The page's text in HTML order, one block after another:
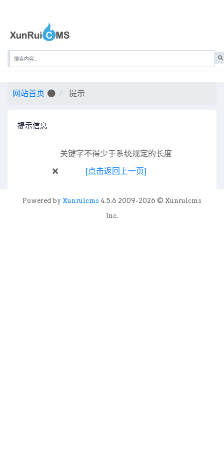
普通文章
网站首页 提示
提示信息
关键字不得少于系统规定的长度
[点击返回上一页]
Powered by Xunruicms 4.5.6 2009-2026 © Xunruicms
Inc.